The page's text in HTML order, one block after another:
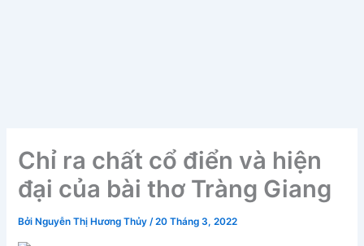
Chỉ ra chất cổ điển và hiện
đại của bài thơ Tràng Giang
Bởi Nguyễn Thị Hương Thủy/20 Tháng 3, 2022